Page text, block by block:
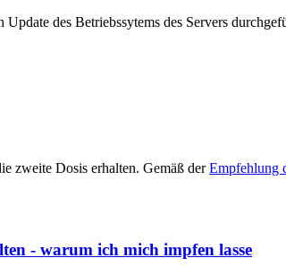
des Betriebssytems des Servers
zweite Dosis erhalten. Gemäß derEmpfehlung
- warum ich mich impfen lasse